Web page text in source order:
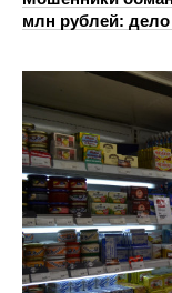
млн рублей: